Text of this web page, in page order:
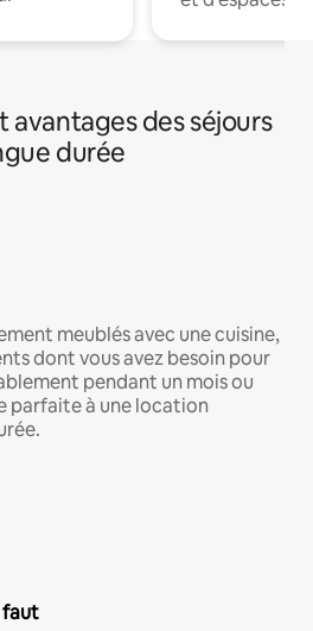
avantages des séjours
durée
meublés avec une cuisine,
dont vous avez besoin pour
pendant un mois ou
parfaite à une location
faut